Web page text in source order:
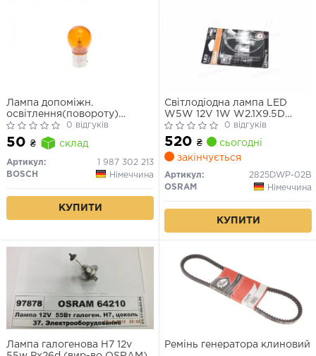
Лампа допоміжн.
освітлення(повороту)
BOSCH 12V 21W PY21W PURE
LIGHT РY21W 12V (жовта)
0 відгуків
50 ₴ склад
Артикул:
1 987 302 213
BOSCH
Німеччина
КУПИТИ
Світлодіодна лампа LED
W5W 12V 1W W2.1X9.5D
LEDriving SL (blister 2шт)
(вир-во OSRAM)
0 відгуків
520 ₴
сьогодні
закінчується
Артикул:
2825DWP-02B
OSRAM
Німеччина
КУПИТИ
Лампа галогенова H7 12v
Ремінь генератора клиновий